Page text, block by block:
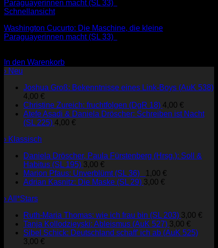
Schnellansicht
Washington Cucurto: Die Maschine, die kleine
Paraguayerinnen macht (SL 33)
In den Warenkorb
› Neu
Joshua Groß: Bekenntnisse eines Link-Boys (AuK 538)
4,00 €
Christine Zureich: fruchtfolgen (DgR 18) 4,00 €
Atefe Asadi & Daniela Dröscher: Schreiben ist Nacht
(SL 225) 4,00 €
› Klassisch
Daniela Dröscher, Paula Fürstenberg (Hrsg.): Soll &
Habitus (SL 195) 3,00 €
Marion Pfaus: Unverblümt (SL 36)
1,00 €
Adrian Kasnitz: Die Maske (SL 29) 3,00 €
› All*Stars
Ruth-Maria Thomas: wie ich frau bin (SL 203) 3,00 €
Tanja Kollodzieyski: Ableismus (AuK 527) 3,00 €
Sibel Schick: Deutschland schaff' ich ab (AuK 525)
3,00 €